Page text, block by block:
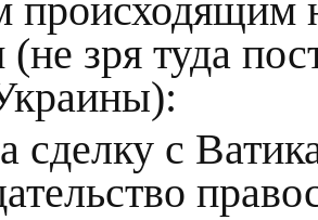
происходящим
зря туда
сделку с